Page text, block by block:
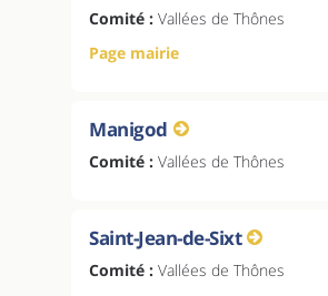
Comité : Vallées de Thônes
Page mairie
Manigod
Comité : Vallées de Thônes
Saint-Jean-de-Sixt
Comité : Vallées de Thônes